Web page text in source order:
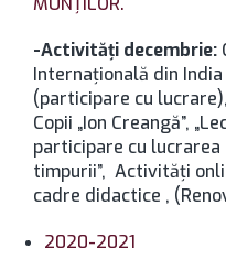
-Activităţi decembrie:
Internaţională din India
(participare cu
Copii „Ion Creangă”,
participare cu
timpurii”, Activităţi
cadre didactice ,
2020-2021